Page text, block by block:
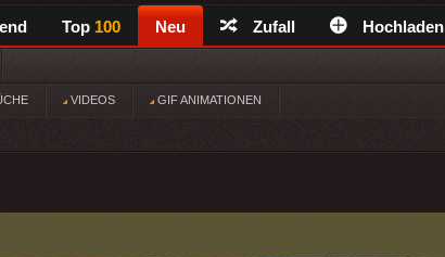
Top 100 Neu Zufall Hochladen
VIDEOS GIF ANIMATIONEN